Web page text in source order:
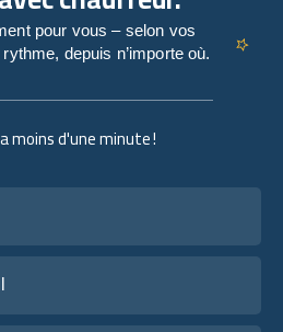
moins d'une minute !
pour vous – selon vos
depuis n’importe où.